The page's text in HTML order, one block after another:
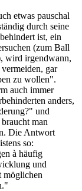
etwas pauschal
durch seine
ist, ein
(zum Ball
wird irgendwann,
gar
zu wollen".
auch immer
anders,
und
man
Die Antwort
so:
à häufig
und
möglichen